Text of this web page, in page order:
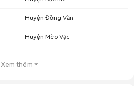
Huyện Đồng Văn
Huyện Mèo Vạc
Xem thêm